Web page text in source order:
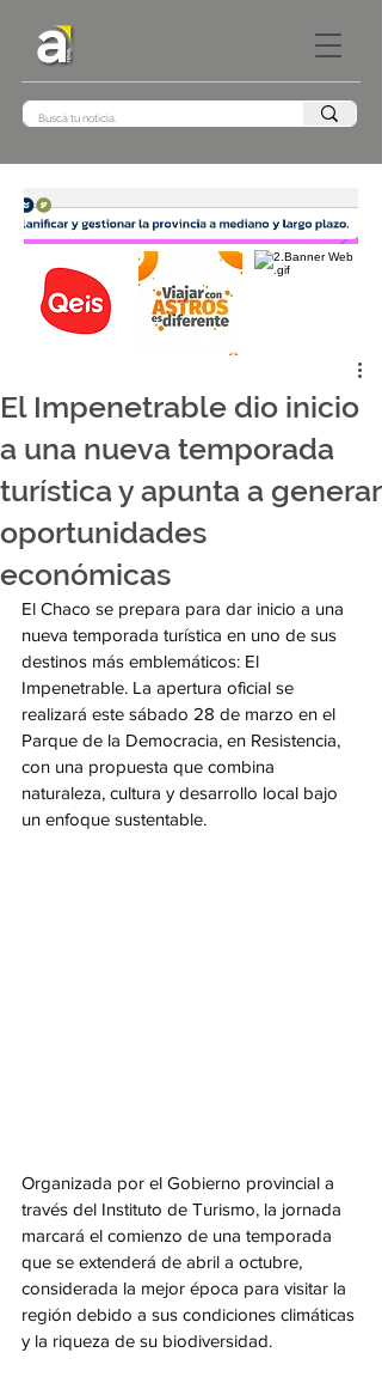
El Impenetrable dio inicio
a una nueva temporada
turística y apunta a generar
oportunidades
económicas
El Chaco se prepara para dar inicio a una
nueva temporada turística en uno de sus
destinos más emblemáticos: El
Impenetrable. La apertura oficial se
realizará este sábado 28 de marzo en el
Parque de la Democracia, en Resistencia,
con una propuesta que combina
naturaleza, cultura y desarrollo local bajo
un enfoque sustentable.
Organizada por el Gobierno provincial a
través del Instituto de Turismo, la jornada
marcará el comienzo de una temporada
que se extenderá de abril a octubre,
considerada la mejor época para visitar la
región debido a sus condiciones climáticas
y la riqueza de su biodiversidad.